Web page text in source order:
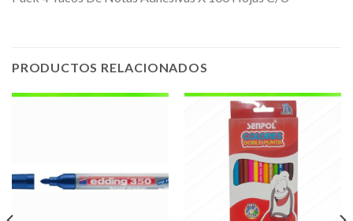
PRODUCTOS RELACIONADOS